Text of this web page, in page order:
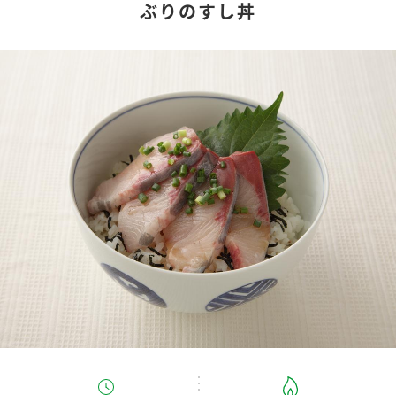
調味酢
お酢ドリンク ぽん酢
みりん風・料理酒 鍋用調味料
キャンペーン情報
ブランド・スペシャルサイト
ブランド・スペシャルサイト トップ
商品ブランドサイト
Fibee（ファイビー）
お酢ドリンク
企業情報
ぶりのすし丼